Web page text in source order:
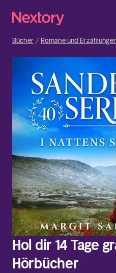
Bücher Romane und
Hol dir 14 Tage
Hörbücher